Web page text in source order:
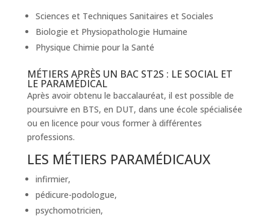
Sciences et Techniques Sanitaires et Sociales
Biologie et Physiopathologie Humaine
Physique Chimie pour la Santé
MÉTIERS APRÈS UN BAC ST2S : LE SOCIAL ET
LE PARAMÉDICAL
Après avoir obtenu le baccalauréat, il est possible de
poursuivre en BTS, en DUT, dans une école spécialisée
ou en licence pour vous former à différentes
professions.
LES MÉTIERS PARAMÉDICAUX
infirmier,
pédicure-podologue,
psychomotricien,